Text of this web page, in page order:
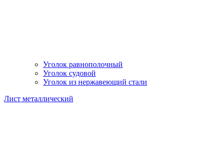
Уголок равнополочный
Уголок судовой
Уголок из нержавеющий стали
Лист металлический